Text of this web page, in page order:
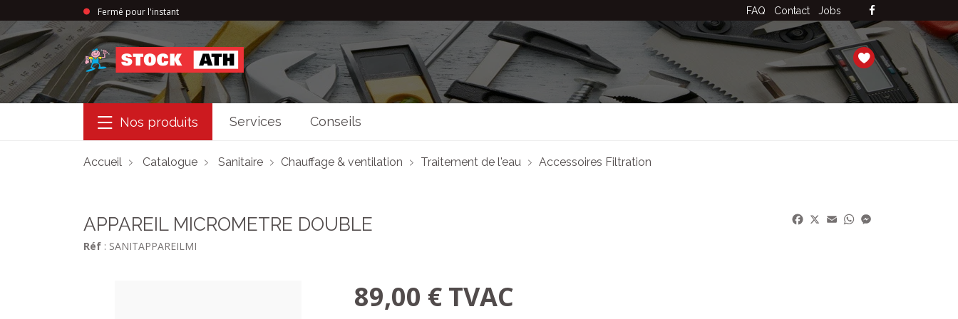
Fermé pour l'instant FAQ Contact Jobs
StockAth
Nos produits Services Conseils
Accueil Catalogue Sanitaire Chauffage & ventilation Traitement de l'eau Accessoires Filtration
APPAREIL MICROMETRE DOUBLE
Réf : SANITAPPAREILMI
Facebook
X EmailWhatsApp
89,00 € TVAC